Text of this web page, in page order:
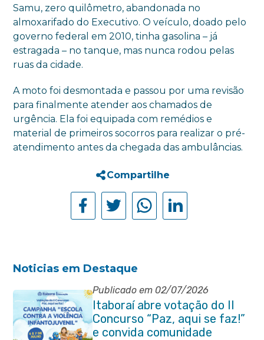
Samu, zero quilômetro, abandonada no
almoxarifado do Executivo. O veículo, doado pelo
governo federal em 2010, tinha gasolina – já
estragada – no tanque, mas nunca rodou pelas
ruas da cidade.
A moto foi desmontada e passou por uma revisão
para finalmente atender aos chamados de
urgência. Ela foi equipada com remédios e
material de primeiros socorros para realizar o pré-
atendimento antes da chegada das ambulâncias.
Compartilhe
Noticias em Destaque
Publicado em 02/07/2026
Itaboraí abre votação do II
Concurso “Paz, aqui se faz!”
e convida comunidade